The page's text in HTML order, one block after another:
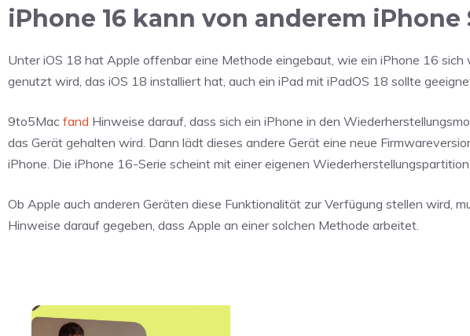
iPhone 16 kann von anderem
Unter iOS 18 hat Apple offenbar eine Methode eingebaut, wie ein iPhone 16
genutzt wird, das iOS 18 installiert hat, auch ein iPad mit iPadOS 18 sollte
9to5Mac fand Hinweise darauf, dass sich ein iPhone in den
das Gerät gehalten wird. Dann lädt dieses andere Gerät eine neue
iPhone. Die iPhone 16-Serie scheint mit einer eigenen
Ob Apple auch anderen Geräten diese Funktionalität zur Verfügung stellen wird,
Hinweise darauf gegeben, dass Apple an einer solchen Methode arbeitet.